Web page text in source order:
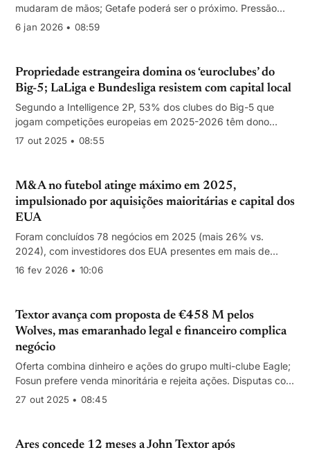
mudaram de mãos; Getafe poderá ser o próximo. Pressão
financeira e estratégia de grupos multipropriedade marcam o
6 jan 2026 • 08:59
Propriedade estrangeira domina os ‘euroclubes’ do
Big-5; LaLiga e Bundesliga resistem com capital local
Segundo a Intelligence 2P, 53% dos clubes do Big-5 que
jogam competições europeias em 2025-2026 têm dono
internacional, com forte peso norte‑americano. Premier
17 out 2025 • 08:55
M&A no futebol atinge máximo em 2025,
impulsionado por aquisições maioritárias e capital dos
EUA
Foram concluídos 78 negócios em 2025 (mais 26% vs.
2024), com investidores dos EUA presentes em mais de
metade das transações e um salto no investimento no futebol
16 fev 2026 • 10:06
Textor avança com proposta de €458 M pelos
Wolves, mas emaranhado legal e financeiro complica
negócio
Oferta combina dinheiro e ações do grupo multi-clube Eagle;
Fosun prefere venda minoritária e rejeita ações. Disputas com
financiadores e processos em curso fragilizam a posição do
27 out 2025 • 08:45
Ares concede 12 meses a John Textor após